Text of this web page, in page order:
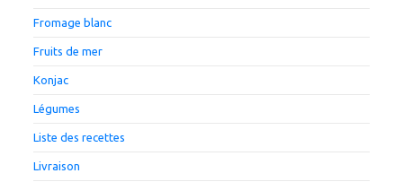
Fromage blanc
Fruits de mer
Konjac
Légumes
Liste des recettes
Livraison